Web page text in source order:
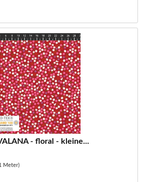
- floral - kleine...
Meter)